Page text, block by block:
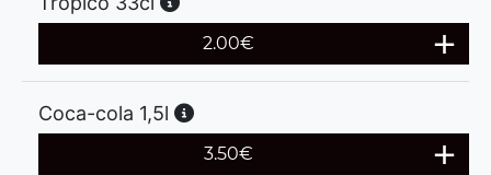
2.00€
Coca-cola 1,5l
3.50€